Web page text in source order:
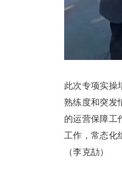
此次专项实操
熟练度和突发
的运营保障工
工作，常态化
（李克劼）